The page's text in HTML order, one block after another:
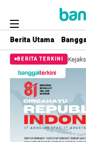
Berita Utama
BERITA TERKINI
Kejaksaan Negeri Banggai